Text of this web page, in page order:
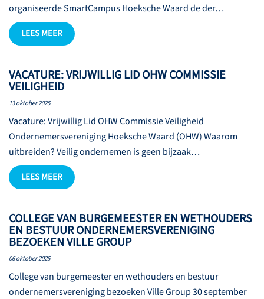
organiseerde SmartCampus Hoeksche Waard de der…
LEES MEER
VACATURE: VRIJWILLIG LID OHW COMMISSIE
VEILIGHEID
13 oktober 2025
Vacature: Vrijwillig Lid OHW Commissie Veiligheid
Ondernemersvereniging Hoeksche Waard (OHW) Waarom
uitbreiden? Veilig ondernemen is geen bijzaak…
LEES MEER
COLLEGE VAN BURGEMEESTER EN WETHOUDERS
EN BESTUUR ONDERNEMERSVERENIGING
BEZOEKEN VILLE GROUP
06 oktober 2025
College van burgemeester en wethouders en bestuur
ondernemersvereniging bezoeken Ville Group 30 september